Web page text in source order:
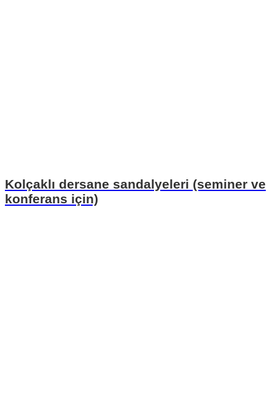
Kolçaklı dersane sandalyeleri (seminer ve
konferans için)